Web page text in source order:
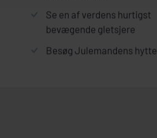
Se en af verdens hurtigst
bevægende gletsjere
Besøg Julemandens hytte